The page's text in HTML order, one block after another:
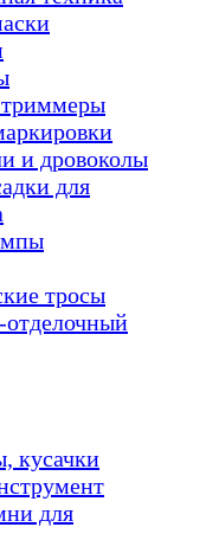
и дровоколы
для
тросы
кусачки
для